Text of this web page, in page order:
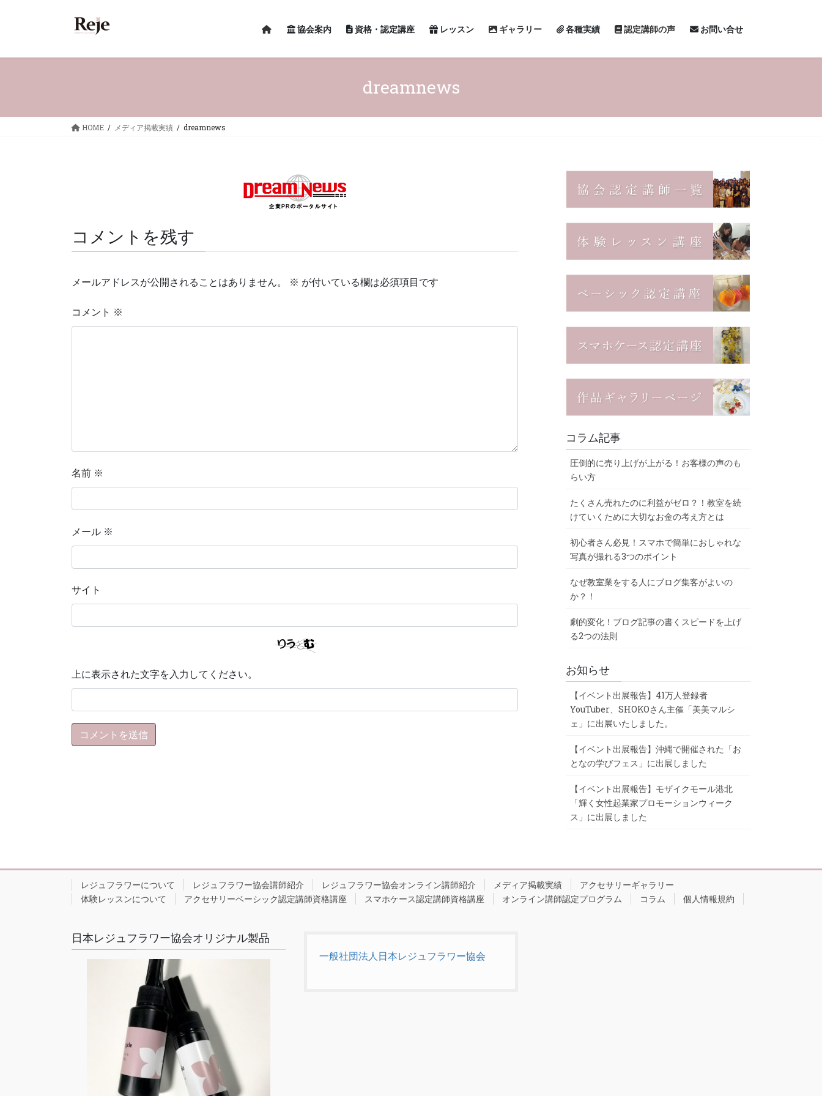
協会案内 資格・認定講座 レッスン ギャラリー 各種実績 認定講師の声 お問い合せ
dreamnews
HOME メディア掲載実績 dreamnews
コメントを残す
メールアドレスが公開されることはありません。 ※ が付いている欄は必須項目です
コメント ※
名前 ※
メール ※
サイト
上に表示された文字を入力してください。
コラム記事
圧倒的に売り上げが上がる！お客様の声のも
らい方
たくさん売れたのに利益がゼロ？！教室を続
けていくために大切なお金の考え方とは
初心者さん必見！スマホで簡単におしゃれな
写真が撮れる3つのポイント
なぜ教室業をする人にブログ集客がよいの
か？！
劇的変化！ブログ記事の書くスピードを上げ
る2つの法則
お知らせ
【イベント出展報告】41万人登録者
YouTuber、SHOKOさん主催「美美マルシ
ェ」に出展いたしました。
【イベント出展報告】沖縄で開催された「お
となの学びフェス」に出展しました
【イベント出展報告】モザイクモール港北
「輝く女性起業家プロモーションウィーク
ス」に出展しました
レジュフラワーについて レジュフラワー協会講師紹介 レジュフラワー協会オンライン講師紹介 メディア掲載実績
アクセサリーギャラリー
体験レッスンについて
アクセサリーベーシック認定講師資格講座 スマホケース認定講師資格講座 オンライン講師認定プログラム コラム 個人情報規約
日本レジュフラワー協会オリジナル製品
一般社団法人日本レジュフラワー協会